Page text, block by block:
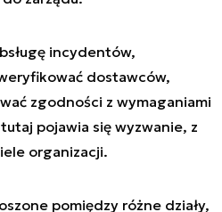
incydentów,
dostawców,
zgodności z wymaganiami
pojawia się wyzwanie, z
organizacji.
pomiędzy różne działy,